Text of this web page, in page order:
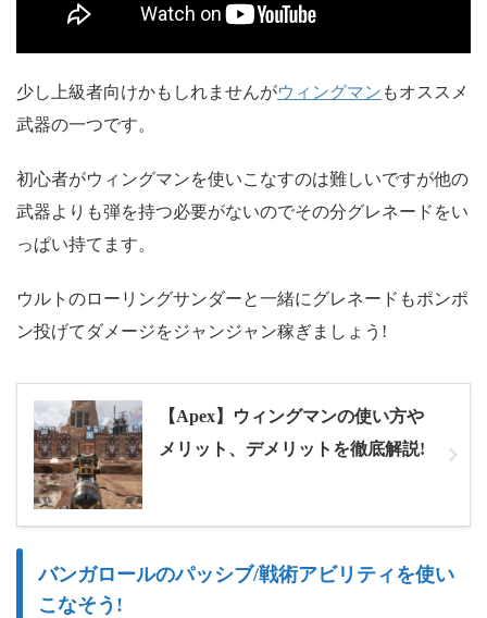
少し上級者向けかもしれませんがウィングマン もオススメ
武器の一つです。
初心者がウィングマンを使いこなすのは難しいですが他の
武器よりも弾を持つ必要がないのでその分グレネードをい
っぱい持てます。
ウルトのローリングサンダーと一緒にグレネードもポンポ
ン投げてダメージをジャンジャン稼ぎましょう!
【Apex】ウィングマンの使い方や
メリット、デメリットを徹底解説!
バンガロールのパッシブ/戦術アビリティを使い
こなそう!